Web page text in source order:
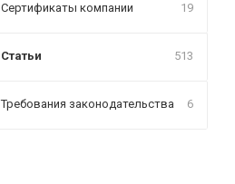
Сертификаты компании 19
Статьи 513
Требования законодательства 6